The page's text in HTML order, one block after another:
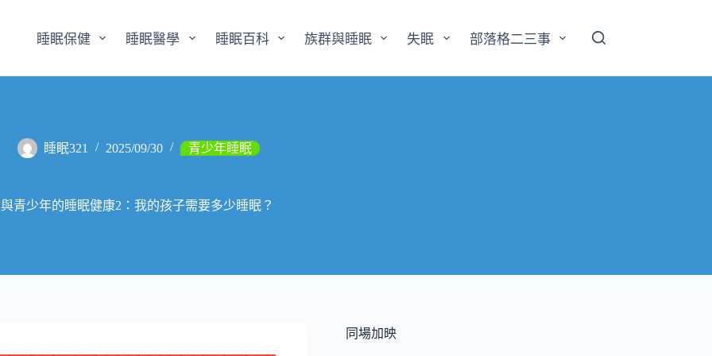
睡眠保健 睡眠醫學 睡眠百科 族群與睡眠 失眠 部落格二三事
睡眠321 2025/09/30 青少年睡眠
青少年的睡眠健康2：我的孩子需要多少睡眠？
同場加映